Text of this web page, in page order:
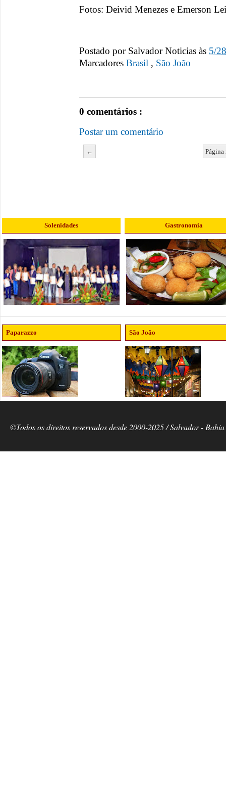
Fotos: Deivid Menezes e Emerson
Postado por Salvador Noticias às 5/
Marcadores Brasil , São João
0 comentários :
Postar um comentário
←
Solenidades Gastronomia
Paparazzo São João
©Todos os direitos reservados desde 2000-2025 / Salvador -